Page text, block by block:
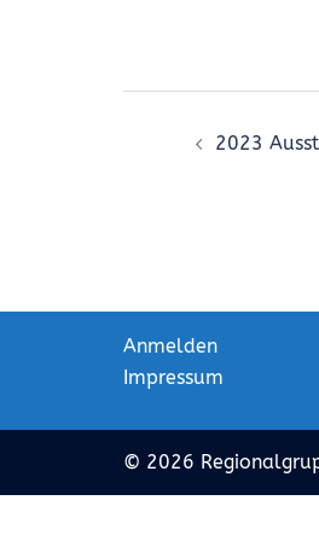
2023
Anmelden
Impressum
© 2026